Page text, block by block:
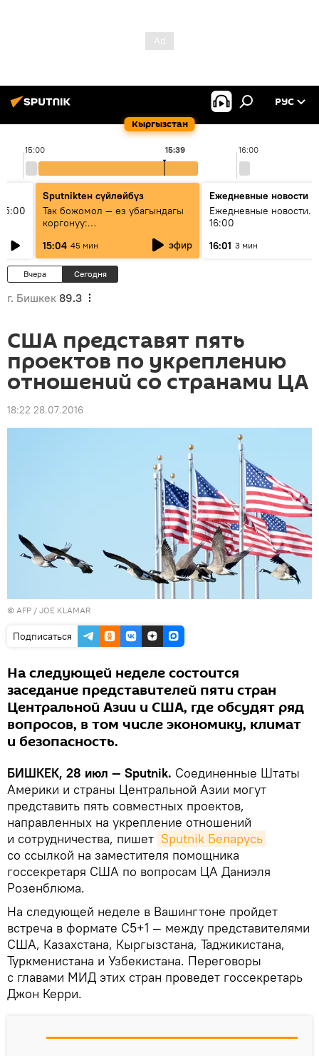
Кыргызстан
РУС
15:00 16:00
15:39
Sputnikteн сүйлөйбүз
Так божомол — өз убагындагы
коргонуу:
гидрометеорологиялык кызмат
кантип өркүндөтүлүүдө
15:04 45 мин эфир
Ежедневные новости
Ежедневные новости.
16:00
16:01 3 мин
Вчера Сегодня
г. Бишкек 89.3
США представят пять
проектов по укреплению
отношений со странами ЦА
18:22 28.07.2016
© AFP / JOE KLAMAR
Подписаться
На следующей неделе состоится
заседание представителей пяти стран
Центральной Азии и США, где обсудят ряд
вопросов, в том числе экономику, климат
и безопасность.
БИШКЕК, 28 июл — Sputnik. Соединенные Штаты
Америки и страны Центральной Азии могут
представить пять совместных проектов,
направленных на укрепление отношений
и сотрудничества, пишет Sputnik Беларусь
со ссылкой на заместителя помощника
госсекретаря США по вопросам ЦА Даниэля
Розенблюма.
На следующей неделе в Вашингтоне пройдет
встреча в формате С5+1 — между представителями
США, Казахстана, Кыргызстана, Таджикистана,
Туркменистана и Узбекистана. Переговоры
с главами МИД этих стран проведет госсекретарь
Джон Керри.